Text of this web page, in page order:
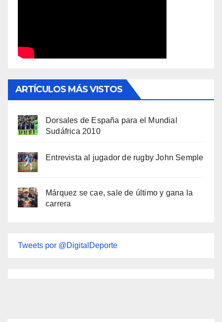
ARTÍCULOS MÁS VISTOS
Dorsales de España para el Mundial
Sudáfrica 2010
Entrevista al jugador de rugby John Semple
Márquez se cae, sale de último y gana la
carrera
Tweets por @DigitalDeporte